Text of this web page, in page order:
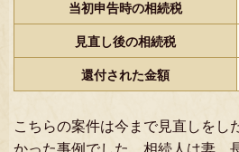
当初申告時の相続税
見直し後の相続税
還付された金額
こちらの案件は今まで見直しをし
かった事例でした。相続人は妻、